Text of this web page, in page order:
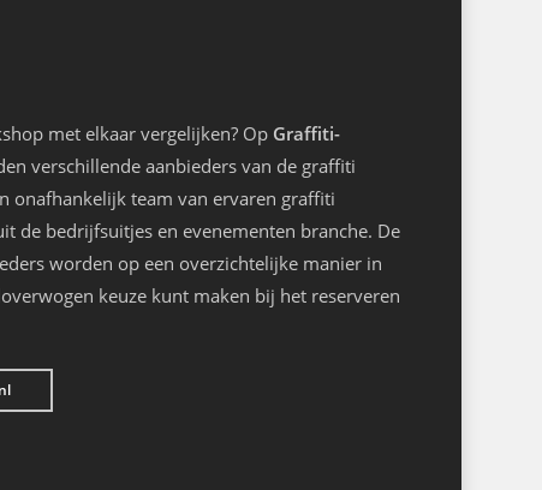
met elkaar vergelijken? Op Graffiti-
verschillende aanbieders van de graffiti
onafhankelijk team van ervaren graffiti
de bedrijfsuitjes en evenementen branche. De
worden op een overzichtelijke manier in
keuze kunt maken bij het reserveren